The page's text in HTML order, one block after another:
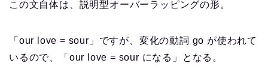
この文自体は、説明型オーバーラッピングの形。
「our love = sour」ですが、変化の動詞 go が使われて
いるので、「our love = sour になる」となる。